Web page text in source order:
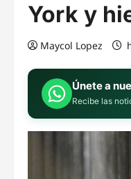
York y
Maycol Lopez
Únete a
Recibe las